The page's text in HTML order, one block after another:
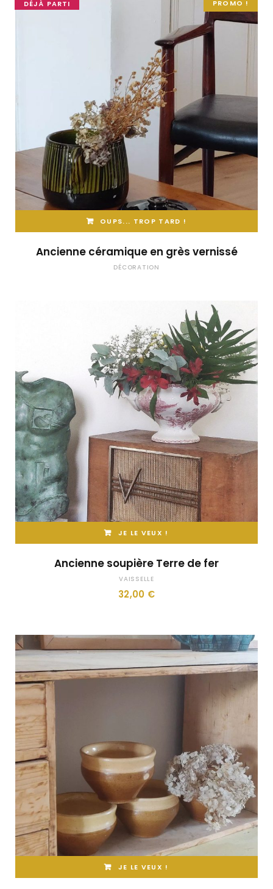
PROMO !
DÉJÀ PARTI
OUPS... TROP TARD !
Ancienne céramique en grès vernissé
DÉCORATION
JE LE VEUX !
Ancienne soupière Terre de fer
VAISSELLE
32,00 €
JE LE VEUX !